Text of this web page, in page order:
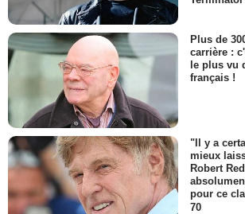
Plus de
carrière :
le plus vu
français !
"Il y a
mieux
Robert
pour ce
70